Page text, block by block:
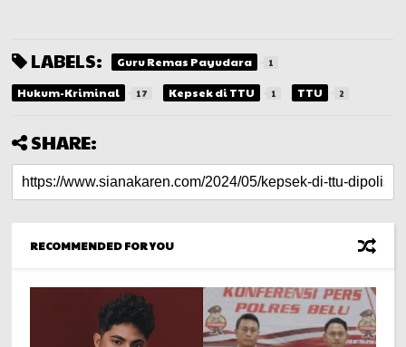
LABELS: Guru Remas Payudara 1
Hukum-Kriminal 17 Kepsek di TTU 1 TTU 2
SHARE:
RECOMMENDED FOR YOU